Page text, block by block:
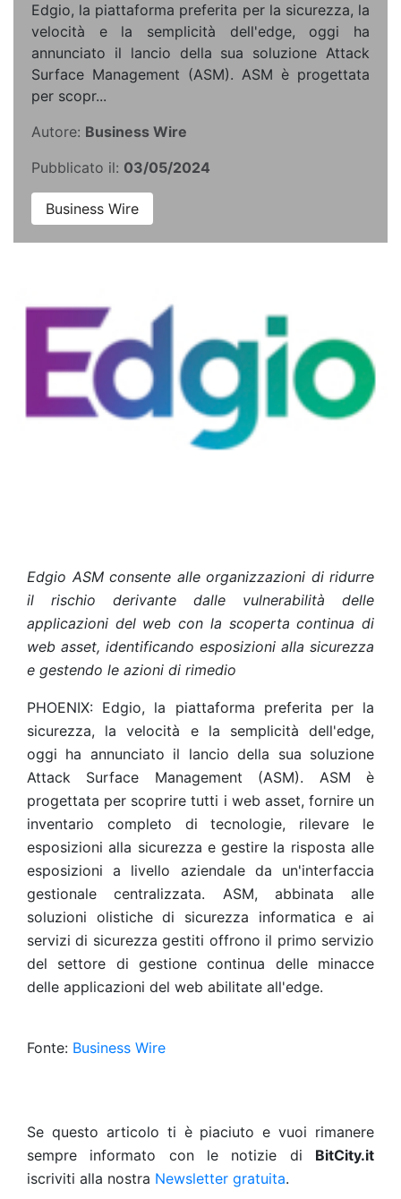
Edgio, la piattaforma preferita per la sicurezza, la
velocità e la semplicità dell'edge, oggi ha
annunciato il lancio della sua soluzione Attack
Surface Management (ASM). ASM è progettata
per scopr...
Autore: Business Wire
Pubblicato il: 03/05/2024
Business Wire
Edgio ASM consente alle organizzazioni di ridurre
il rischio derivante dalle vulnerabilità delle
applicazioni del web con la scoperta continua di
web asset, identificando esposizioni alla sicurezza
e gestendo le azioni di rimedio
PHOENIX: Edgio, la piattaforma preferita per la
sicurezza, la velocità e la semplicità dell'edge,
oggi ha annunciato il lancio della sua soluzione
Attack Surface Management (ASM). ASM è
progettata per scoprire tutti i web asset, fornire un
inventario completo di tecnologie, rilevare le
esposizioni alla sicurezza e gestire la risposta alle
esposizioni a livello aziendale da un'interfaccia
gestionale centralizzata. ASM, abbinata alle
soluzioni olistiche di sicurezza informatica e ai
servizi di sicurezza gestiti offrono il primo servizio
del settore di gestione continua delle minacce
delle applicazioni del web abilitate all'edge.
Fonte: Business Wire
Se questo articolo ti è piaciuto e vuoi rimanere
sempre informato con le notizie di BitCity.it
iscriviti alla nostra Newsletter gratuita.